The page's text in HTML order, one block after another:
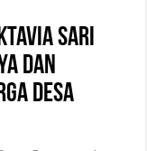
Sari
dan
Desa